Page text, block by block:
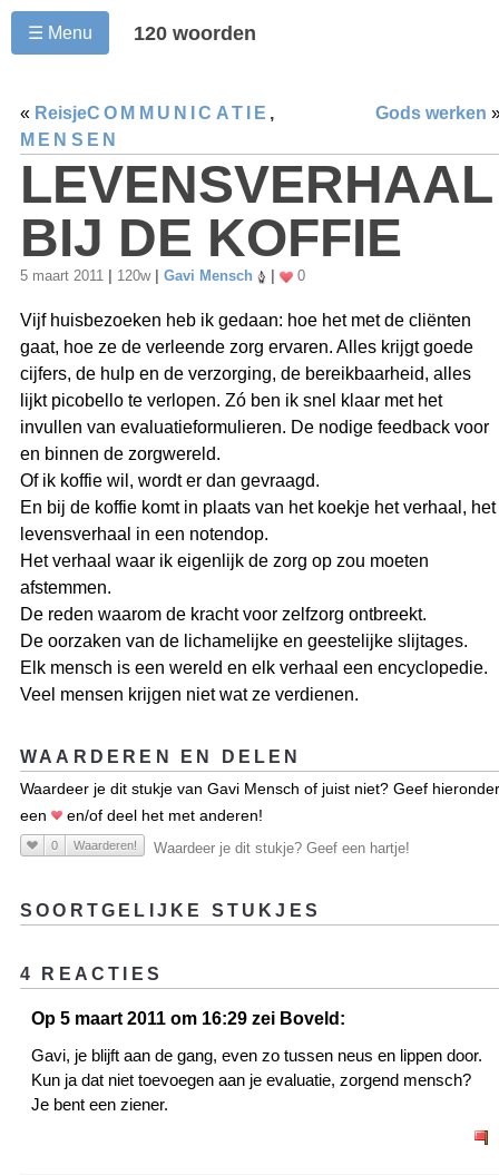
☰ Menu 120 woorden
« Reisje Gods werken
COMMUNICATIE ,
MENSEN
LEVENSVERHAAL
BIJ DE KOFFIE
5 maart 2011 120w Gavi Mensch 0
Vijf huisbezoeken heb ik gedaan: hoe het met de cliënten
gaat, hoe ze de verleende zorg ervaren. Alles krijgt goede
cijfers, de hulp en de verzorging, de bereikbaarheid, alles
lijkt picobello te verlopen. Zó ben ik snel klaar met het
invullen van evaluatieformulieren. De nodige feedback voor
en binnen de zorgwereld.
Of ik koffie wil, wordt er dan gevraagd.
En bij de koffie komt in plaats van het koekje het verhaal, het
levensverhaal in een notendop.
Het verhaal waar ik eigenlijk de zorg op zou moeten
afstemmen.
De reden waarom de kracht voor zelfzorg ontbreekt.
De oorzaken van de lichamelijke en geestelijke slijtages.
Elk mensch is een wereld en elk verhaal een encyclopedie.
Veel mensen krijgen niet wat ze verdienen.
WAARDEREN EN DELEN
Waardeer je dit stukje van Gavi Mensch of juist niet? Geef hieronder
een
en/of deel het met anderen!
0 Waarderen! Waardeer je dit stukje? Geef een hartje!
SOORTGELIJKE STUKJES
4 REACTIES
Op 5 maart 2011 om 16:29 zei Boveld:
Gavi, je blijft aan de gang, even zo tussen neus en lippen door.
Kun ja dat niet toevoegen aan je evaluatie, zorgend mensch?
Je bent een ziener.